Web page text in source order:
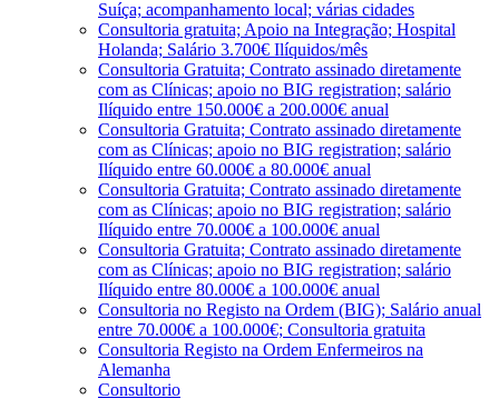
Suíça; acompanhamento local; várias cidades
Consultoria gratuita; Apoio na Integração; Hospital
Holanda; Salário 3.700€ Ilíquidos/mês
Consultoria Gratuita; Contrato assinado diretamente
com as Clínicas; apoio no BIG registration; salário
Ilíquido entre 150.000€ a 200.000€ anual
Consultoria Gratuita; Contrato assinado diretamente
com as Clínicas; apoio no BIG registration; salário
Ilíquido entre 60.000€ a 80.000€ anual
Consultoria Gratuita; Contrato assinado diretamente
com as Clínicas; apoio no BIG registration; salário
Ilíquido entre 70.000€ a 100.000€ anual
Consultoria Gratuita; Contrato assinado diretamente
com as Clínicas; apoio no BIG registration; salário
Ilíquido entre 80.000€ a 100.000€ anual
Consultoria no Registo na Ordem (BIG); Salário anual
entre 70.000€ a 100.000€; Consultoria gratuita
Consultoria Registo na Ordem Enfermeiros na
Alemanha
Consultorio